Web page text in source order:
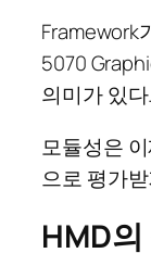
Framework
5070
의미가 있다.
모듈성은
으로 평가
HMD